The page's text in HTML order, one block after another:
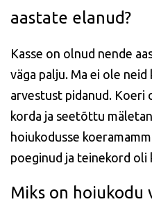
aastate elanud?
Kasse on olnud nende
väga palju. Ma ei ole
arvestust pidanud. Koeri
korda ja seetõttu
hoiukodusse
poeginud ja teinekord oli
Miks on hoiukodu